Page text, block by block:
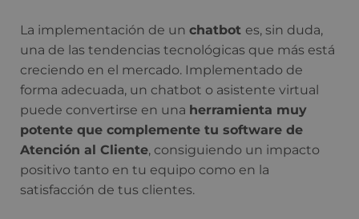
La implementación de un chatbot es, sin duda,
una de las tendencias tecnológicas que más está
creciendo en el mercado. Implementado de
forma adecuada, un chatbot o asistente virtual
puede convertirse en una herramienta muy
potente que complemente tu software de
Atención al Cliente, consiguiendo un impacto
positivo tanto en tu equipo como en la
satisfacción de tus clientes.